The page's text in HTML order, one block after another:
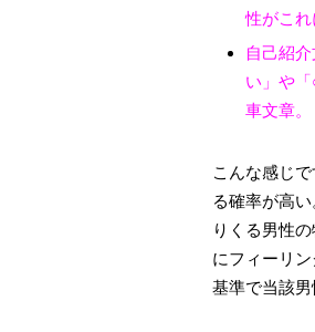
性がこれ
自己紹
い」や
車文章。
こんな感じ
る確率が高
りくる男性
にフィーリ
基準で当該男